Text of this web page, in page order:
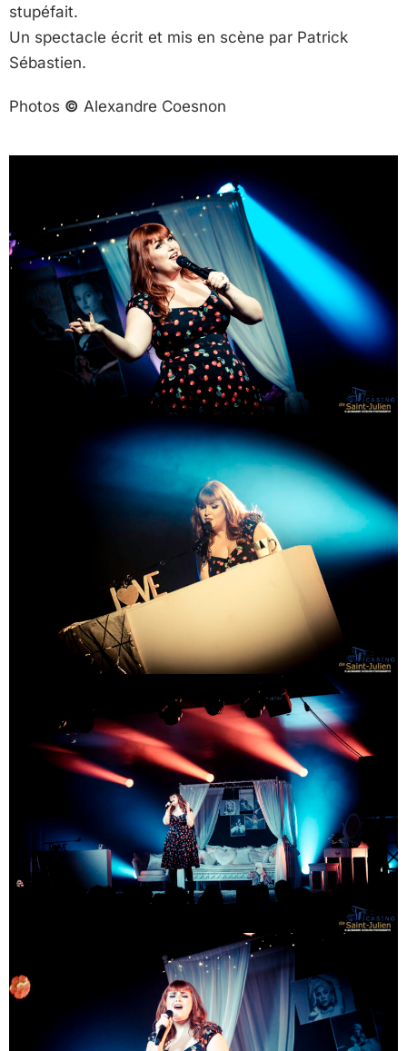
stupéfait.
Un spectacle écrit et mis en scène par Patrick
Sébastien.
Photos © Alexandre Coesnon